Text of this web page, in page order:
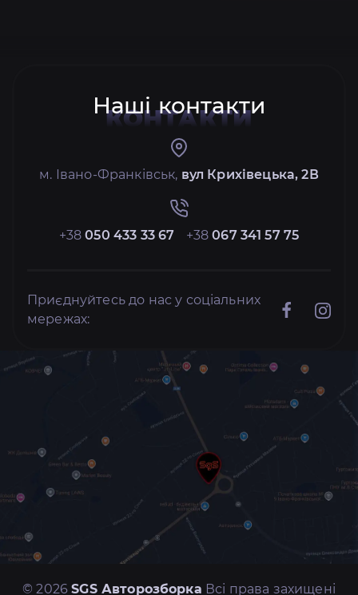
Наші контакти
КОНТАКТИ
м. Івано-Франківськ, вул Крихівецька, 2В
+38050 433 33 67 +38067 341 57 75
Приєднуйтесь до нас у соціальних
мережах:
© 2026SGS Авторозборка Всі права захищені